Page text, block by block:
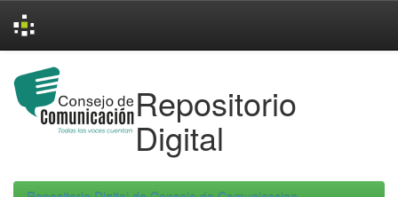
navigation
Repositorio
Digital